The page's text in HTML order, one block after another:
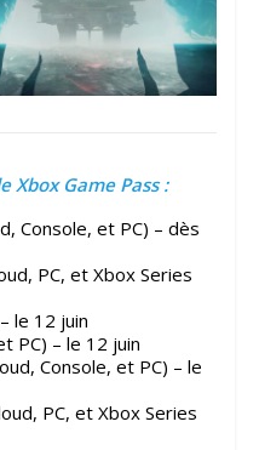
Xbox Game Pass :
Console, et PC) – dès
PC, et Xbox Series
le 12 juin
PC) – le 12 juin
Console, et PC) – le
PC, et Xbox Series